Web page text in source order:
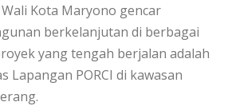
Kota Maryono gencar
berkelanjutan di berbagai
yang tengah berjalan adalah
Lapangan PORCI di kawasan